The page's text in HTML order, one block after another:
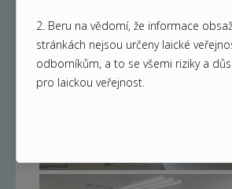
2. Beru na vědomí, že informace
stránkách nejsou určeny laické
odborníkům, a to se všemi riziky a
pro laickou veřejnost.